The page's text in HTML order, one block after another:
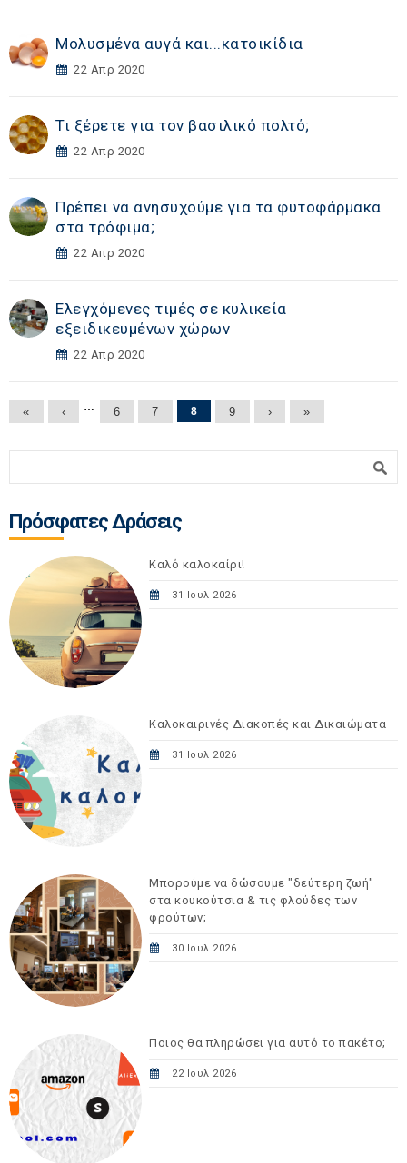
Μολυσμένα αυγά και...κατοικίδια
22 Απρ 2020
Τι ξέρετε για τον βασιλικό πολτό;
22 Απρ 2020
Πρέπει να ανησυχούμε για τα φυτοφάρμακα
στα τρόφιμα;
22 Απρ 2020
Ελεγχόμενες τιμές σε κυλικεία
εξειδικευμένων χώρων
22 Απρ 2020
Σελίδες
« ‹ … 6 7 8 9 › »
Πρόσφατες Δράσεις
Καλό καλοκαίρι!
31 Ιουλ 2026
Καλοκαιρινές Διακοπές και Δικαιώματα
31 Ιουλ 2026
Μπορούμε να δώσουμε "δεύτερη ζωή"
στα κουκούτσια & τις φλούδες των
φρούτων;
30 Ιουλ 2026
Ποιος θα πληρώσει για αυτό το πακέτο;
22 Ιουλ 2026